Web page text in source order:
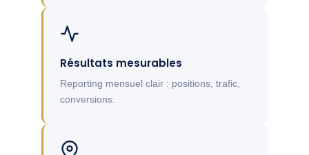
Résultats mesurables
Reporting mensuel clair : positions, trafic,
conversions.